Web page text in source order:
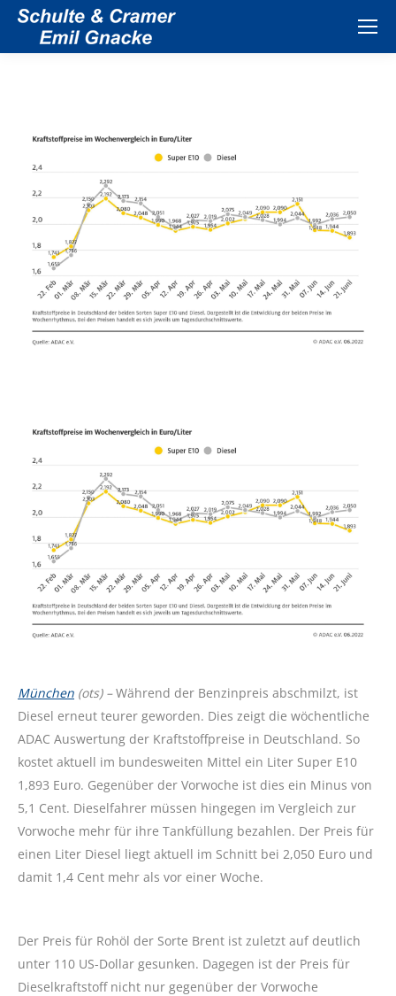
München (ots) –Während der Benzinpreis abschmilzt, ist
Diesel erneut teurer geworden. Dies zeigt die wöchentliche
ADAC Auswertung der Kraftstoffpreise in Deutschland. So
kostet aktuell im bundesweiten Mittel ein Liter Super E10
1,893 Euro. Gegenüber der Vorwoche ist dies ein Minus von
5,1 Cent. Dieselfahrer müssen hingegen im Vergleich zur
Vorwoche mehr für ihre Tankfüllung bezahlen. Der Preis für
einen Liter Diesel liegt aktuell im Schnitt bei 2,050 Euro und
damit 1,4 Cent mehr als vor einer Woche.
Der Preis für Rohöl der Sorte Brent ist zuletzt auf deutlich
unter 110 US-Dollar gesunken. Dagegen ist der Preis für
Dieselkraftstoff nicht nur gegenüber der Vorwoche